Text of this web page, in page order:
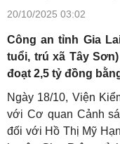
20/10/2025 03:02
Công an tỉnh Gia
tuổi, trú xã Tây
đoạt 2,5 tỷ đồng
Ngày 18/10, Viện
với Cơ quan Cảnh
đối với Hồ Thị Mỹ